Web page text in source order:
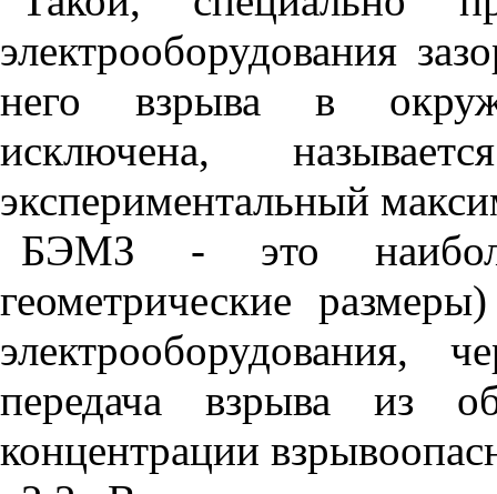
электрооборудования
него взрыва в
исключена,
экспериментальный
БЭМЗ - это
геометрические
электрооборудования,
передача взрыва из
концентрации